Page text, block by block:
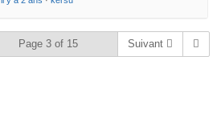
Page 3 of 15 Suivant